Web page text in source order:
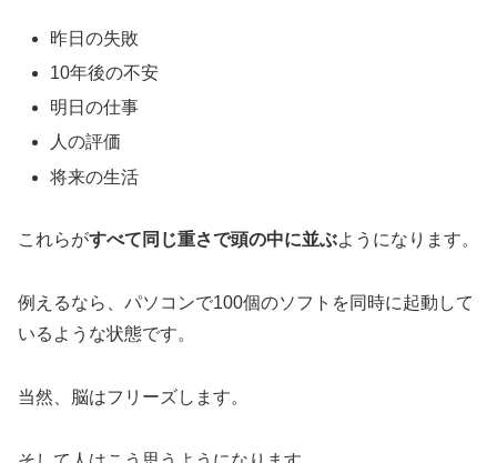
昨日の失敗
10年後の不安
明日の仕事
人の評価
将来の生活
これらがすべて同じ重さで頭の中に並ぶようになります。
例えるなら、パソコンで100個のソフトを同時に起動して
いるような状態です。
当然、脳はフリーズします。